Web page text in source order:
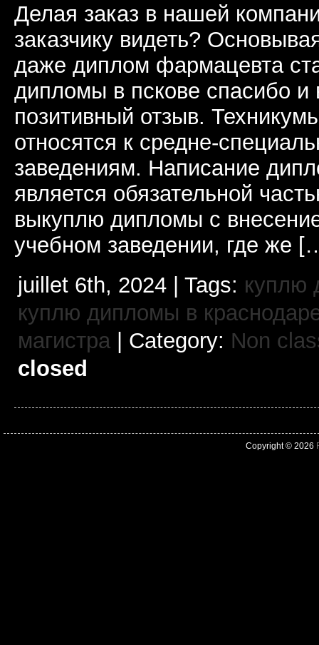
Делая заказ в нашей
заказчику видеть?
даже диплом фармацевта
дипломы в пскове спасибо и
позитивный отзыв.
относятся к средне-
заведениям. Написание
является обязательной
выкуплю дипломы с
учебном заведении, где же
juillet 6th, 2024 | Tags: куплю
куплю дипломы в
магистра| Category: Non
closed
Copyright © 2026